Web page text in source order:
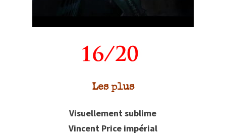
Les plus
Visuellement sublime
Vincent Price impérial